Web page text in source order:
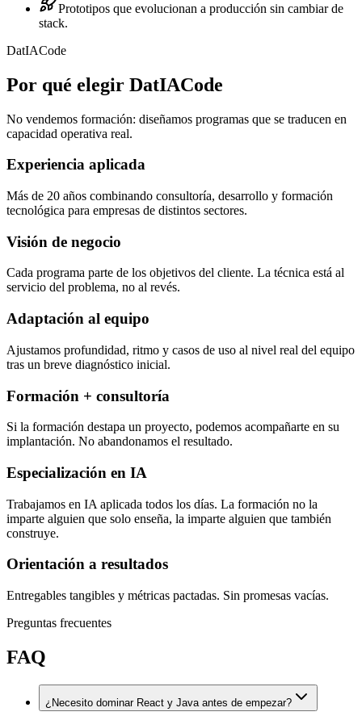
Prototipos que evolucionan a producción sin cambiar de
stack.
DatIACode
Por qué elegir DatIACode
No vendemos formación: diseñamos programas que se traducen en
capacidad operativa real.
Experiencia aplicada
Más de 20 años combinando consultoría, desarrollo y formación
tecnológica para empresas de distintos sectores.
Visión de negocio
Cada programa parte de los objetivos del cliente. La técnica está al
servicio del problema, no al revés.
Adaptación al equipo
Ajustamos profundidad, ritmo y casos de uso al nivel real del equipo
tras un breve diagnóstico inicial.
Formación + consultoría
Si la formación destapa un proyecto, podemos acompañarte en su
implantación. No abandonamos el resultado.
Especialización en IA
Trabajamos en IA aplicada todos los días. La formación no la
imparte alguien que solo enseña, la imparte alguien que también
construye.
Orientación a resultados
Entregables tangibles y métricas pactadas. Sin promesas vacías.
Preguntas frecuentes
FAQ
¿Necesito dominar React y Java antes de empezar?